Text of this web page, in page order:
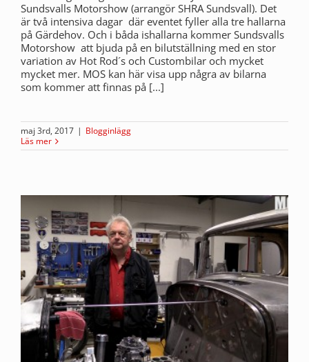
Sundsvalls Motorshow (arrangör SHRA Sundsvall). Det
är två intensiva dagar där eventet fyller alla tre hallarna
på Gärdehov. Och i båda ishallarna kommer Sundsvalls
Motorshow att bjuda på en bilutställning med en stor
variation av Hot Rod´s och Custombilar och mycket
mycket mer. MOS kan här visa upp några av bilarna
som kommer att finnas på [...]
maj 3rd, 2017 | Blogginlägg
Läs mer